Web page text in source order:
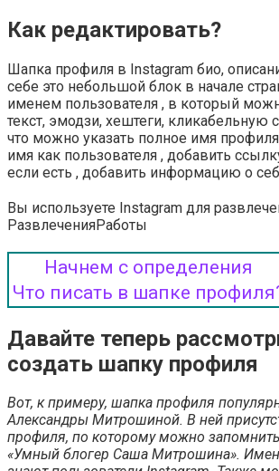
Как редактировать?
Шапка профиля в Instagram био,
себе это небольшой блок в начале
именем пользователя , в который
текст, эмодзи, хештеги, кликабельную
что можно указать полное имя
имя как пользователя , добавить
если есть , добавить информацию о
Вы используете Instagram для
РазвлеченияРаботы
Начнем с определения
Что писать в шапке
Давайте теперь
создать шапку профиля
Вот, к примеру, шапка профиля
Александры Митрошиной. В ней
профиля, по которому можно
«Умный блогер Саша Митрошина».